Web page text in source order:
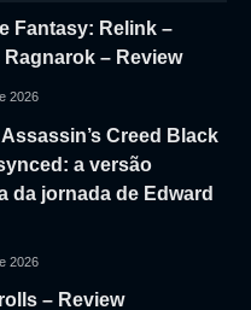
Fantasy: Relink –
Ragnarok – Review
2026
Creed Black
a versão
da jornada de Edward
2026
– Review